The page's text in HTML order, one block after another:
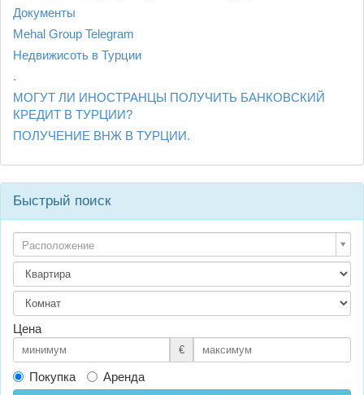
Документы
Mehal Group Telegram
Недвижисоть в Турции
.
МОГУТ ЛИ ИНОСТРАНЦЫ ПОЛУЧИТЬ БАНКОВСКИЙ
КРЕДИТ В ТУРЦИИ?
ПОЛУЧЕНИЕ ВНЖ В ТУРЦИИ.
Быстрый поиск
Расположение
Цена
€
Покупка
Аренда